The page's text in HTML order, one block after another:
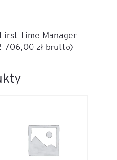
Time Manager
706,00 zł brutto)